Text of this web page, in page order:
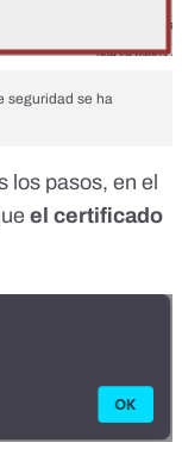
seguridad se ha
los pasos, en el
el certificado